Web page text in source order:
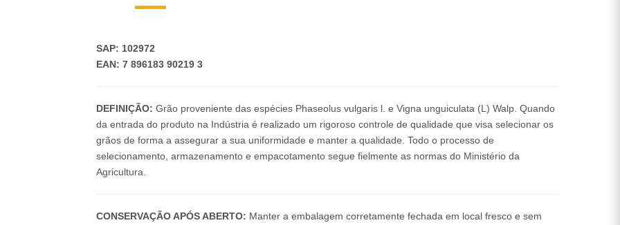
SAP: 102972
EAN: 7 896183 90219 3
DEFINIÇÃO: Grão proveniente das espécies Phaseolus vulgaris l. e Vigna unguiculata (L) Walp. Quando
da entrada do produto na Indústria é realizado um rigoroso controle de qualidade que visa selecionar os
grãos de forma a assegurar a sua uniformidade e manter a qualidade. Todo o processo de
selecionamento, armazenamento e empacotamento segue fielmente as normas do Ministério da
Agricultura.
CONSERVAÇÃO APÓS ABERTO: Manter a embalagem corretamente fechada em local fresco e sem